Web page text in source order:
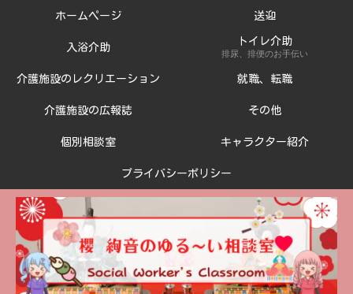
ホームページ 送迎
入浴介助
トイレ介助
排尿、排便のお手伝い
介護施設のレクリエーション 就職、転職
介護施設の広報誌 その他
個別相談室 キャラクター紹介
プライバシーポリシー